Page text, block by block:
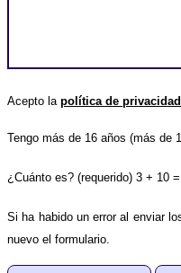
Acepto la política de privacidad
Tengo más de 16 años (más de
¿Cuánto es? (requerido) 3 + 10 =
Si ha habido un error al enviar
nuevo el formulario.